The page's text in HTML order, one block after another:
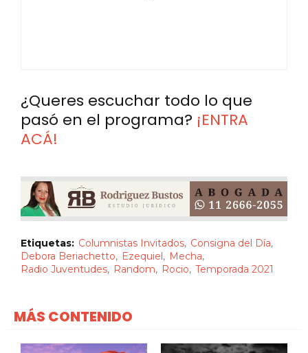
¿Queres escuchar todo lo que
pasó en el programa? ¡ENTRA
ACÁ!
Etiquetas: Columnistas Invitados Consigna del Día
Debora Beriachetto
Ezequiel
Mecha
Radio Juventudes
Random Rocio Temporada 2021
MÁS CONTENIDO